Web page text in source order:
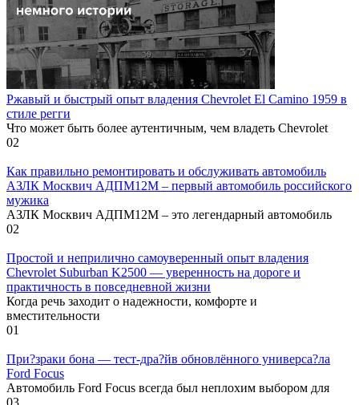
Ржавый и быстрый опыт владения Chevrolet El Camino 1959 в
стиле регги
Что может быть более аутентичным, чем владеть Chevrolet
02
Как правильно ремонтировать и обслуживать автомобиль
АЗЛК Москвич АДПМ12М – первый автомобиль российского
мужика
АЗЛК Москвич АДПМ12М – это легендарный автомобиль
02
Простой и неприлично самоуверенный опыт владения
Chevrolet Suburban K2500 — уверенность на дороге и
практичность в повседневной жизни
Когда речь заходит о надежности, комфорте и
вместительности
01
При?зраки бона — тест-дра?йв обновлённого универса?ла
Ford Focus
Автомобиль Ford Focus всегда был неплохим выбором для